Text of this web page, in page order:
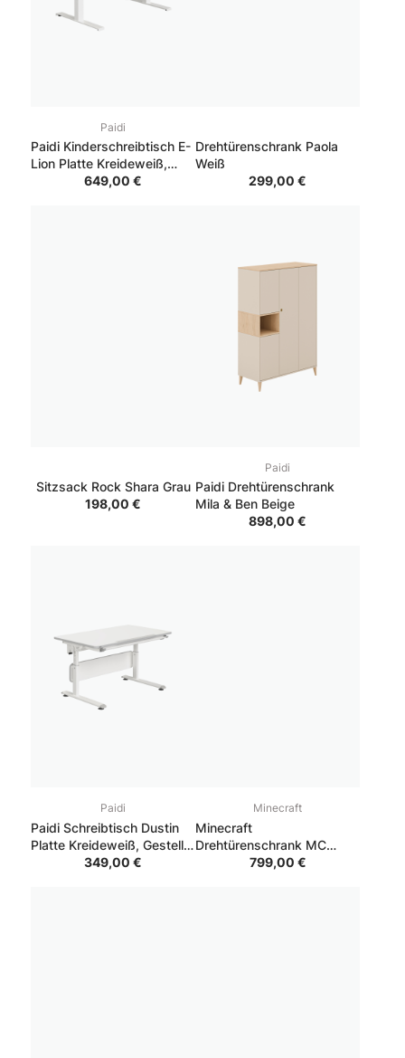
Paidi
Paidi Kinderschreibtisch E-
Lion Platte Kreideweiß,
Gestell Kreideweiß
649,00 €
Drehtürenschrank Paola
Weiß
299,00 €
Sitzsack Rock Shara Grau
198,00 €
Paidi
Paidi Drehtürenschrank
Mila & Ben Beige
898,00 €
Paidi
Paidi Schreibtisch Dustin
Platte Kreideweiß, Gestell
349,00 €
Minecraft
Minecraft
Drehtürenschrank MC
799,00 €